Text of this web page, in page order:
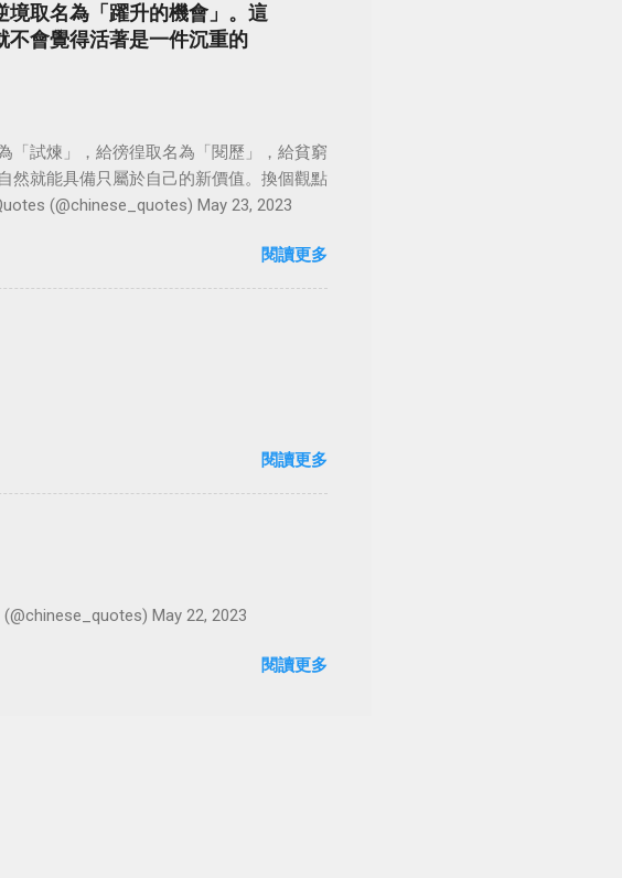
取名為「躍升的機會」。這
不會覺得活著是一件沉重的
「試煉」，給徬徨取名為「閱歷」，給貧窮
然就能具備只屬於自己的新價值。換個觀點
(@chinese_quotes) May 23, 2023
閱讀更多
閱讀更多
May 22, 2023
閱讀更多